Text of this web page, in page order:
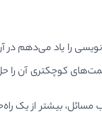
را یاد می‌دهم در
کوچکتری آن را حل
مسائل، بیشتر از یک